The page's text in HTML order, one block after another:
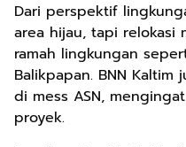
Dari perspektif
area hijau, tapi relokasi
ramah lingkungan
Balikpapan. BNN
di mess ASN,
proyek.